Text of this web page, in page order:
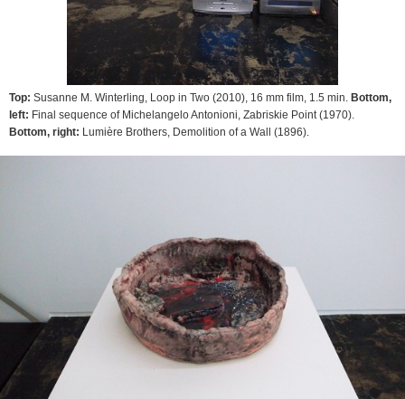
Top: Susanne M. Winterling, Loop in Two (2010), 16 mm film, 1.5 min. Bottom,
left: Final sequence of Michelangelo Antonioni, Zabriskie Point(1970).
Bottom, right: Lumière Brothers, Demolition of a Wall (1896).